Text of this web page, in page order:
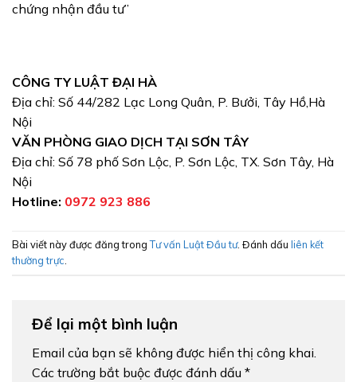
chứng nhận đầu tư”
CÔNG TY LUẬT ĐẠI HÀ
Địa chỉ: Số 44/282 Lạc Long Quân, P. Bưởi, Tây Hồ,Hà
Nội
VĂN PHÒNG GIAO DỊCH TẠI SƠN TÂY
Địa chỉ: Số 78 phố Sơn Lộc, P. Sơn Lộc, TX. Sơn Tây, Hà
Nội
Hotline: 0972 923 886
Bài viết này được đăng trongTư vấn Luật Đầu tư. Đánh dấu liên kết
thường trực
Để lại một bình luận
Email của bạn sẽ không được hiển thị công khai.
Các trường bắt buộc được đánh dấu *